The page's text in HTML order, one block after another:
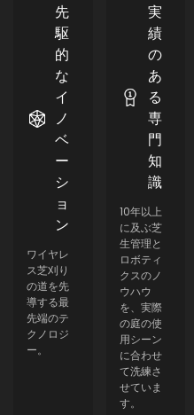
先
駆
的
な
イ
ノ
ベ
ー
シ
ョ
ン
ワイヤレ
ス芝刈り
の道を先
導する最
先端のテ
クノロジ
ー。
実
績
の
あ
る
専
門
知
識
10年以上
に及ぶ芝
生管理と
ロボティ
クスのノ
ウハウ
を、実際
の庭の使
用シーン
に合わせ
て洗練さ
せていま
す。